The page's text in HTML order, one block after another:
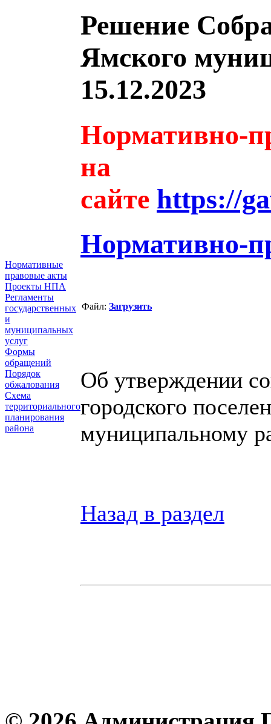
Нормативные
правовые акты
Проекты НПА
Регламенты
государственных
и
муниципальных
услуг
Формы
обращений
Порядок
обжалования
Схема
территориального
планирования
района
Решение
Ямского
15.12.2023
Нормативно-
на
сайте https://
Нормативно-
Файл: Загрузить
Об утверждении
городского
муниципальному
Назад в раздел